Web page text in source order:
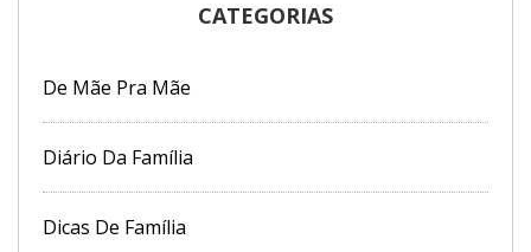
CATEGORIAS
De Mãe Pra Mãe
Diário Da Família
Dicas De Família